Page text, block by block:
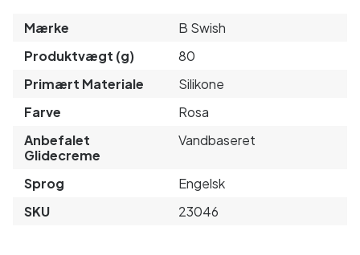
Mærke
B Swish
Produktvægt (g)
80
Primært Materiale
Silikone
Farve
Rosa
Anbefalet
Glidecreme
Vandbaseret
Sprog
Engelsk
SKU
23046